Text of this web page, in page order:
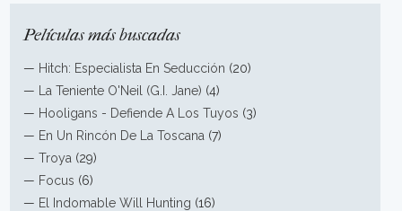
Películas más buscadas
— Hitch: Especialista En Seducción (20)
—
La Teniente O'Neil (G.I. Jane) (4)
— Hooligans - Defiende A Los Tuyos (3)
— En Un Rincón De La Toscana (7)
—Troya (29)
— Focus (6)
— El Indomable Will Hunting (16)